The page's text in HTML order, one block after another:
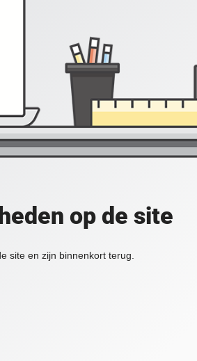
op de site
site en zijn binnenkort terug.